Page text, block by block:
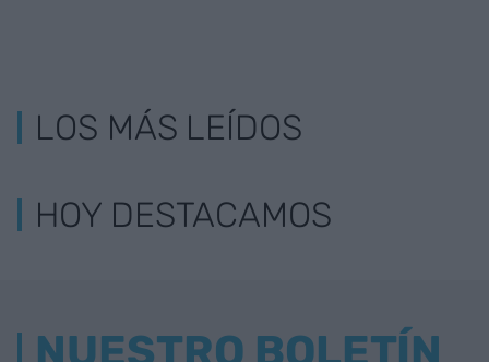
LOS MÁS LEÍDOS
HOY DESTACAMOS
NUESTRO BOLETÍN